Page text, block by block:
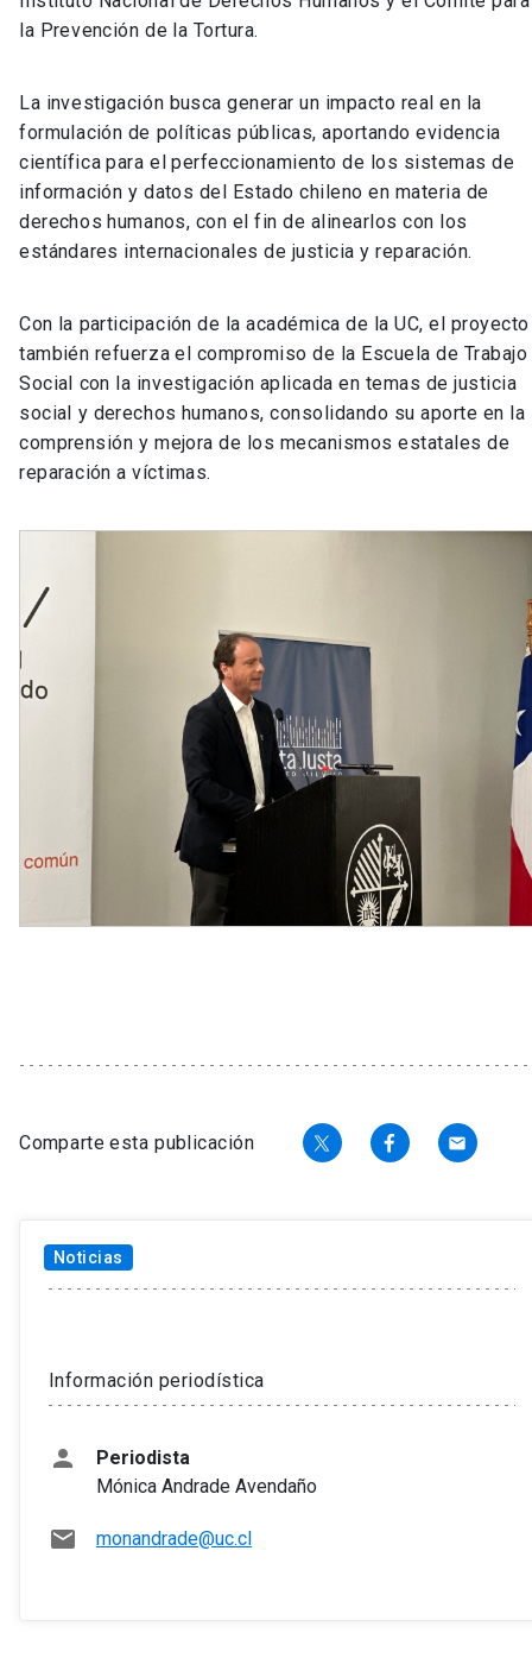
la Prevención de la Tortura.
La investigación busca generar un impacto real en la
formulación de políticas públicas, aportando evidencia
científica para el perfeccionamiento de los sistemas de
información y datos del Estado chileno en materia de
derechos humanos, con el fin de alinearlos con los
estándares internacionales de justicia y reparación.
Con la participación de la académica de la UC, el proyecto
también refuerza el compromiso de la Escuela de Trabajo
Social con la investigación aplicada en temas de justicia
social y derechos humanos, consolidando su aporte en la
comprensión y mejora de los mecanismos estatales de
reparación a víctimas.
Comparte esta publicación email
Tema
Noticias
Información periodística
person
Periodista
Mónica Andrade Avendaño
mail monandrade@uc.cl